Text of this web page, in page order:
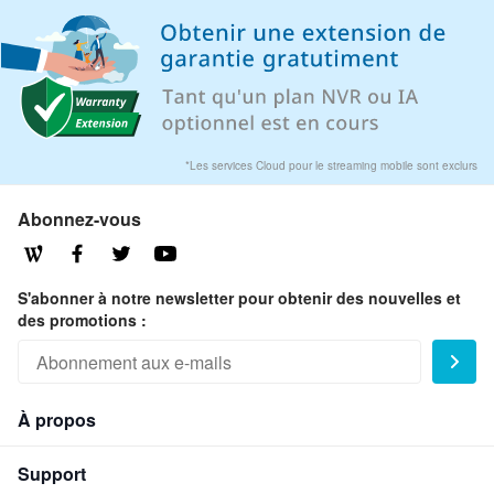
REMARQUE : La précision de détection est
la meilleure lorsque la caméra est orientée
en vue horizontale. Veuillez éviter autant
que possible d'installer la caméra au plafond
ou orientée selon une vue inclinée.
*Les services Cloud pour le streaming mobile sont exclurs
Abonnez-vous
S'abonner à notre newsletter pour obtenir des nouvelles et
des promotions :
À propos
Support